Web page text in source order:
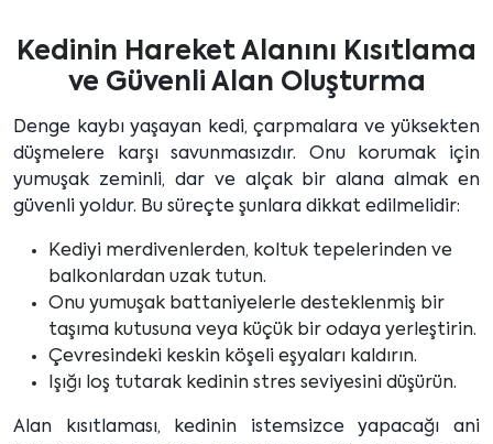
Kedinin Hareket Alanını Kısıtlama
ve Güvenli Alan Oluşturma
Denge kaybı yaşayan kedi, çarpmalara ve yüksekten
düşmelere karşı savunmasızdır. Onu korumak için
yumuşak zeminli, dar ve alçak bir alana almak en
güvenli yoldur. Bu süreçte şunlara dikkat edilmelidir:
Kediyi merdivenlerden, koltuk tepelerinden ve
balkonlardan uzak tutun.
Onu yumuşak battaniyelerle desteklenmiş bir
taşıma kutusuna veya küçük bir odaya yerleştirin.
Çevresindeki keskin köşeli eşyaları kaldırın.
Işığı loş tutarak kedinin stres seviyesini düşürün.
Alan kısıtlaması, kedinin istemsizce yapacağı ani